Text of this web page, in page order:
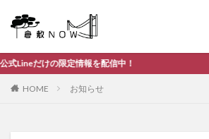
の限定情報を配信中！
HOME お知らせ